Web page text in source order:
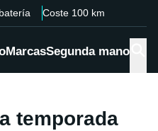
Coste 100 km
MarcasSegunda mano
temporada